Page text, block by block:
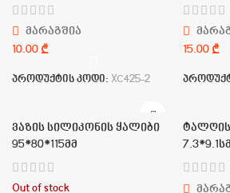
მარაგშია
₾
პროდუქტის კოდი: XC425-2
₾
ვაზის სილიკონის ყალიბი
95*80*115მმ
Out of stock
7.3*9.1სმ